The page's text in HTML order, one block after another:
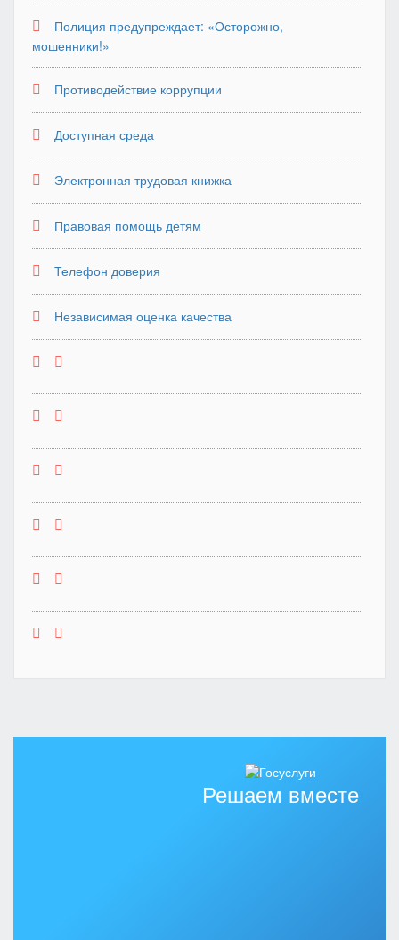
Полиция предупреждает: «Осторожно,
мошенники!»
Противодействие коррупции
Доступная среда
Электронная трудовая книжка
Правовая помощь детям
Телефон доверия
Независимая оценка качества
Решаем вместе